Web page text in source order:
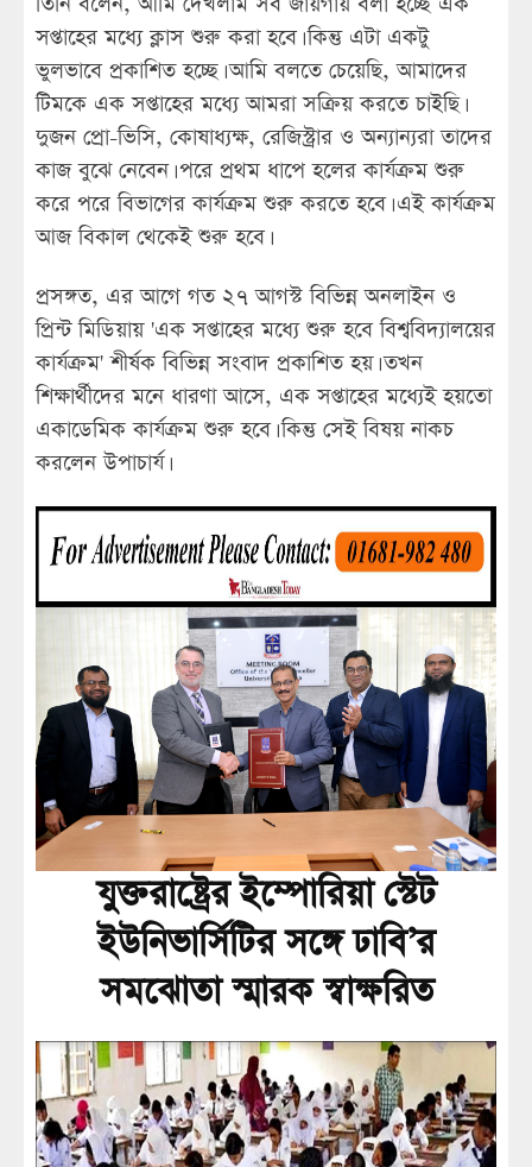
সপ্তাহের মধ্যে ক্লাস শুরু করা হবে। কিন্তু এটা একটু
ভুলভাবে প্রকাশিত হচ্ছে। আমি বলতে চেয়েছি, আমাদের
টিমকে এক সপ্তাহের মধ্যে আমরা সক্রিয় করতে চাইছি।
দুজন প্রো-ভিসি, কোষাধ্যক্ষ, রেজিস্ট্রার ও অন্যান্যরা তাদের
কাজ বুঝে নেবেন। পরে প্রথম ধাপে হলের কার্যক্রম শুরু
করে পরে বিভাগের কার্যক্রম শুরু করতে হবে। এই কার্যক্রম
আজ বিকাল থেকেই শুরু হবে।
প্রসঙ্গত, এর আগে গত ২৭ আগস্ট বিভিন্ন অনলাইন ও
প্রিন্ট মিডিয়ায় 'এক সপ্তাহের মধ্যে শুরু হবে বিশ্ববিদ্যালয়ের
কার্যক্রম' শীর্ষক বিভিন্ন সংবাদ প্রকাশিত হয়। তখন
শিক্ষার্থীদের মনে ধারণা আসে, এক সপ্তাহের মধ্যেই হয়তো
একাডেমিক কার্যক্রম শুরু হবে। কিন্তু সেই বিষয় নাকচ
করলেন উপাচার্য।
যুক্তরাষ্ট্রের ইম্পোরিয়া স্টেট
ইউনিভার্সিটির সঙ্গে ঢাবি’র
সমঝোতা স্মারক স্বাক্ষরিত